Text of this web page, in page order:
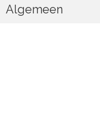
Algemeen